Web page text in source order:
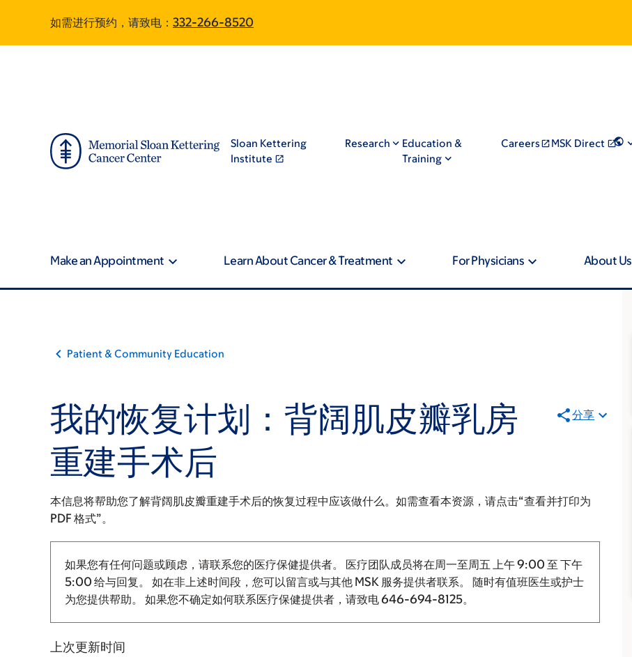
main
footer
如需进行预约，请致电： 332-266-8520
Sloan Kettering
Institute
Research
Education &
Training
Careers MSK Direct
Make an Appointment Learn About Cancer & Treatment For Physicians About Us
Patient & Community Education
我的恢复计划：背阔肌皮瓣乳房
重建手术后
分享
本信息将帮助您了解背阔肌皮瓣重建手术后的恢复过程中应该做什么。如需查看本资源，请点击“查看并打印为
PDF 格式”。
如果您有任何问题或顾虑，请联系您的医疗保健提供者。 医疗团队成员将在周一至周五 上午 9:00 至 下午
5:00 给与回复。
如在非上述时间段，您可以留言或与其他 MSK 服务提供者联系。 随时有值班医生或护士
为您提供帮助。 如果您不确定如何联系医疗保健提供者，请致电646-694-8125。
上次更新时间